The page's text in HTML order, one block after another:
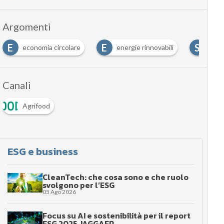
Argomenti
E economia circolare E energie rinnovabili S
Canali
Agrifood
ESG e business
CleanTech: che cosa sono e che ruolo
svolgono per l’ESG
05 Ago 2026
Focus su AI e sostenibilità per il report